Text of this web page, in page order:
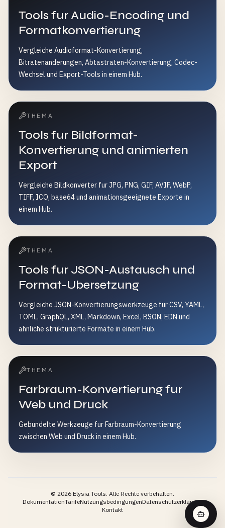
Tools fur Audio-Encoding und
Formatkonvertierung
Vergleiche Audioformat-Konvertierung,
Bitratenanderungen, Abtastraten-Konvertierung, Codec-
Wechsel und Export-Tools in einem Hub.
THEMA
Tools fur Bildformat-
Konvertierung und animierten
Export
Vergleiche Bildkonverter fur JPG, PNG, GIF, AVIF, WebP,
TIFF, ICO, base64 und animationsgeeignete Exporte in
einem Hub.
THEMA
Tools fur JSON-Austausch und
Format-Ubersetzung
Vergleiche JSON-Konvertierungswerkzeuge fur CSV, YAML,
TOML, GraphQL, XML, Markdown, Excel, BSON, EDN und
ahnliche strukturierte Formate in einem Hub.
THEMA
Farbraum-Konvertierung fur
Web und Druck
Gebundelte Werkzeuge fur Farbraum-Konvertierung
zwischen Web und Druck in einem Hub.
© 2026 Elysia Tools. Alle Rechte vorbehalten.
DokumentationTarifeNutzungsbedingungenDatenschutzerklärung
Kontakt